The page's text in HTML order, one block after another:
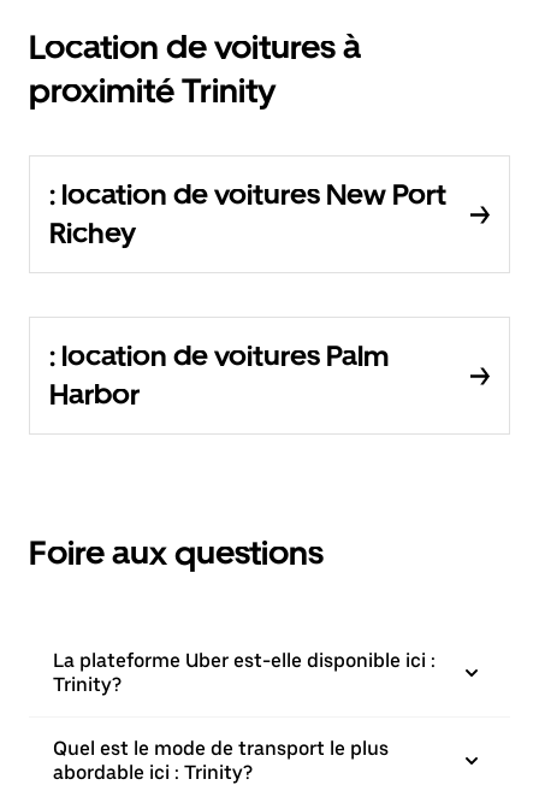
Location de voitures à
proximité Trinity
: location de voitures New Port
Richey
: location de voitures Palm
Harbor
Foire aux questions
La plateforme Uber est-elle disponible ici :
Trinity?
Quel est le mode de transport le plus
abordable ici : Trinity?